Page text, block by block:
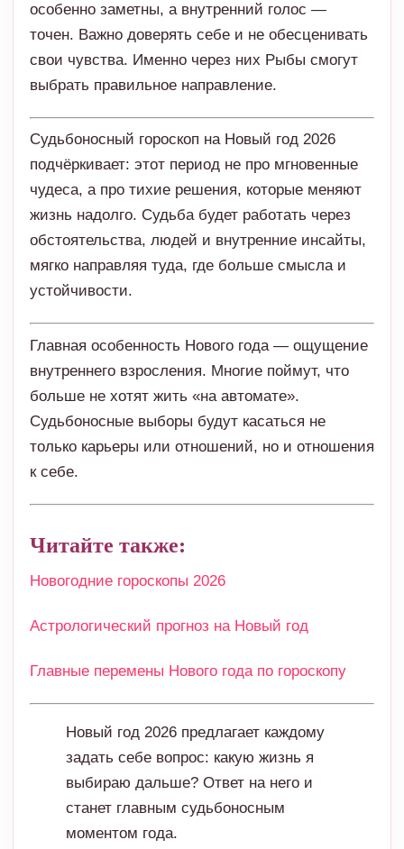
особенно заметны, а внутренний голос —
точен. Важно доверять себе и не обесценивать
свои чувства. Именно через них Рыбы смогут
выбрать правильное направление.
Судьбоносный гороскоп на Новый год 2026
подчёркивает: этот период не про мгновенные
чудеса, а про тихие решения, которые меняют
жизнь надолго. Судьба будет работать через
обстоятельства, людей и внутренние инсайты,
мягко направляя туда, где больше смысла и
устойчивости.
Главная особенность Нового года — ощущение
внутреннего взросления. Многие поймут, что
больше не хотят жить «на автомате».
Судьбоносные выборы будут касаться не
только карьеры или отношений, но и отношения
к себе.
Читайте также:
Новогодние гороскопы 2026
Астрологический прогноз на Новый год
Главные перемены Нового года по гороскопу
Новый год 2026 предлагает каждому
задать себе вопрос: какую жизнь я
выбираю дальше? Ответ на него и
станет главным судьбоносным
моментом года.